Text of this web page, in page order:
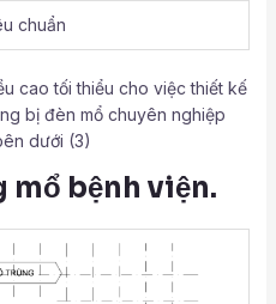
chuẩn
cao tối thiểu cho việc thiết kế
bị đèn mổ chuyên nghiệp
dưới (3)
mổ bệnh viện.